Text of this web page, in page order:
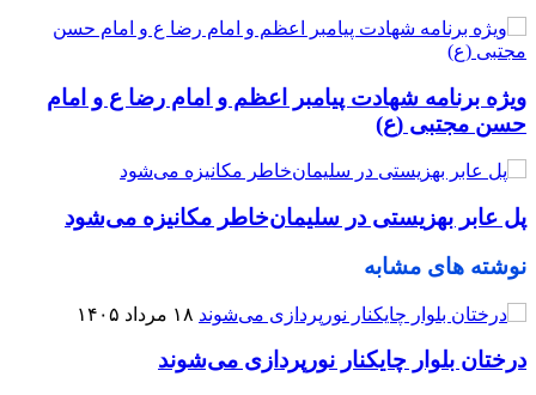
ویژه برنامه شهادت پیامبر اعظم و امام رضا ع و امام
حسن مجتبی (ع)
پل عابر بهزیستی در سلیمان‌خاطر مکانیزه می‌شود
نوشته های مشابه
۱۸ مرداد ۱۴۰۵
درختان بلوار چایکنار نورپردازی می‌شوند